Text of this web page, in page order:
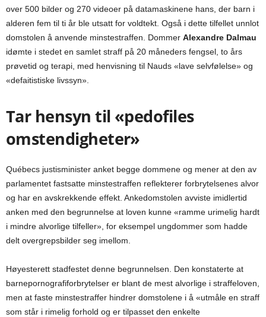
over 500 bilder og 270 videoer på datamaskinene hans, der barn i
alderen fem til ti år ble utsatt for voldtekt. Også i dette tilfellet unnlot
domstolen å anvende minstestraffen. Dommer Alexandre Dalmau
idømte i stedet en samlet straff på 20 måneders fengsel, to års
prøvetid og terapi, med henvisning til Nauds «lave selvfølelse» og
«defaitistiske livssyn».
Tar hensyn til «pedofiles
omstendigheter»
Québecs justisminister anket begge dommene og mener at den av
parlamentet fastsatte minstestraffen reflekterer forbrytelsenes alvor
og har en avskrekkende effekt. Ankedomstolen avviste imidlertid
anken med den begrunnelse at loven kunne «ramme urimelig hardt
i mindre alvorlige tilfeller», for eksempel ungdommer som hadde
delt overgrepsbilder seg imellom.
Høyesterett stadfestet denne begrunnelsen. Den konstaterte at
barnepornografiforbrytelser er blant de mest alvorlige i straffeloven,
men at faste minstestraffer hindrer domstolene i å «utmåle en straff
som står i rimelig forhold og er tilpasset den enkelte